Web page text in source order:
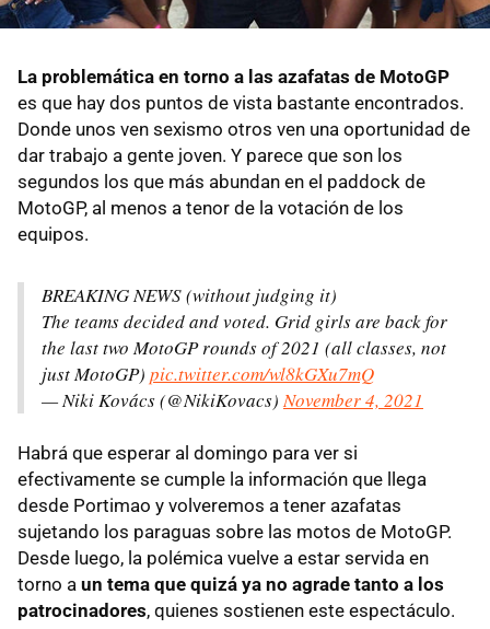
La problemática en torno a las azafatas de MotoGP
es que hay dos puntos de vista bastante encontrados.
Donde unos ven sexismo otros ven una oportunidad de
dar trabajo a gente joven. Y parece que son los
segundos los que más abundan en el paddock de
MotoGP, al menos a tenor de la votación de los
equipos.
BREAKING NEWS (without judging it)
The teams decided and voted. Grid girls are back for
the last two MotoGP rounds of 2021 (all classes, not
just MotoGP) pic.twitter.com/wl8kGXu7mQ
— Niki Kovács (@NikiKovacs)November 4, 2021
Habrá que esperar al domingo para ver si
efectivamente se cumple la información que llega
desde Portimao y volveremos a tener azafatas
sujetando los paraguas sobre las motos de MotoGP.
Desde luego, la polémica vuelve a estar servida en
torno a un tema que quizá ya no agrade tanto a los
patrocinadores, quienes sostienen este espectáculo.